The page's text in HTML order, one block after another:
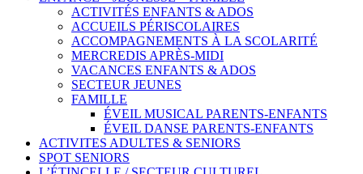
ACTIVITÉS ENFANTS & ADOS
ACCUEILS PÉRISCOLAIRES
ACCOMPAGNEMENTS À LA SCOLARITÉ
MERCREDIS APRÈS-MIDI
VACANCES ENFANTS & ADOS
SECTEUR JEUNES
FAMILLE
ÉVEIL MUSICAL PARENTS-ENFANTS
ÉVEIL DANSE PARENTS-ENFANTS
ACTIVITES ADULTES & SENIORS
SPOT SENIORS